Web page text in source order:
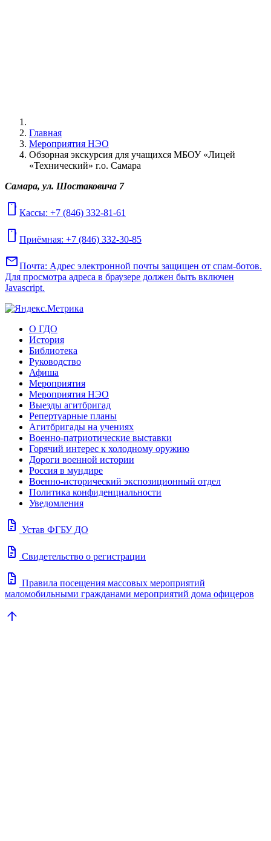
Главная
Мероприятия НЭО
Обзорная экскурсия для учащихся МБОУ «Лицей
«Технический» г.о. Самара
Самара, ул. Шостаковича 7
mobile Кассы: +7 (846) 332-81-61
mobile Приёмная: +7 (846) 332-30-85
mailПочта: Адрес электронной почты защищен от спам-ботов.
Для просмотра адреса в браузере должен быть включен
Javascript.
О ГДО
История
Библиотека
Руководство
Афиша
Мероприятия
Мероприятия НЭО
Выезды агитбригад
Репертуарные планы
Агитбригады на учениях
Военно-патриотические выставки
Горячий интерес к холодному оружию
Дороги военной истории
Россия в мундире
Военно-исторический экспозиционный отдел
Политика конфиденциальности
Уведомления
docs Устав ФГБУ ДО
docs Свидетельство о регистрации
docs Правила посещения массовых мероприятий
маломобильными гражданами мероприятий дома офицеров
arrow_upward